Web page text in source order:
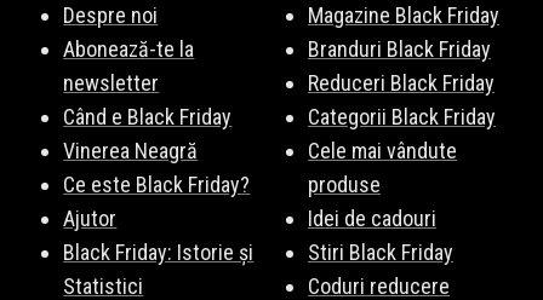
Despre noi
Abonează-te la
newsletter
Când e Black Friday
Vinerea Neagră
Ce este Black Friday?
Ajutor
Black Friday: Istorie și
Statistici
Magazine Black Friday
Branduri Black Friday
Reduceri Black Friday
Categorii Black Friday
Cele mai vândute
produse
Idei de cadouri
Stiri Black Friday
Coduri reducere